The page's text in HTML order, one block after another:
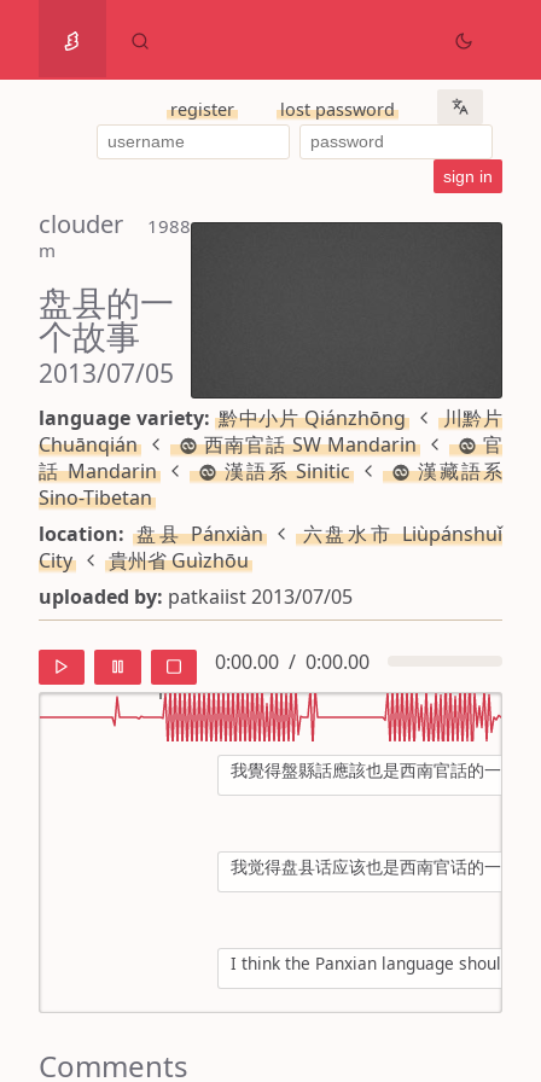
register lost password
clouder
1988
m
盘县的一
个故事
2013/07/05
language variety:黔中小片 Qiánzhōng
川黔片
Chuānqián
西南官話 SW Mandarin
官
話 Mandarin
漢語系 Sinitic
漢藏語系
Sino-Tibetan
location: 盘县 Pánxiàn
六盘水市 Liùpánshuǐ
City
貴州省 Guìzhōu
uploaded by: patkaiist 2013/07/05
0:00.00 / 0:00.00
我覺得盤縣話應該也是西南官話的一種
我觉得盘县话应该也是西南官话的一种
I think the Panxian language should
Comments